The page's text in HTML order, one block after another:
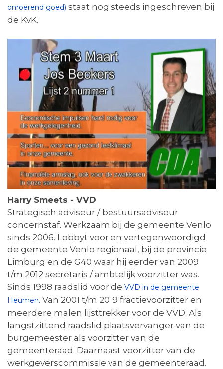
onroerend goed) staat nog steeds ingeschreven bij
de KvK.
Harry Smeets - VVD
Strategisch adviseur / bestuursadviseur
concernstaf. Werkzaam bij de gemeente Venlo
sinds 2006. Lobbyt voor en vertegenwoordigd
de gemeente Venlo regionaal, bij de provincie
Limburg en de G40 waar hij eerder van 2009
t/m 2012 secretaris / ambtelijk voorzitter was.
Sinds 1998 raadslid voor de VVD in de gemeente
Heumen. Van 2001 t/m 2019 fractievoorzitter en
meerdere malen lijsttrekker voor de VVD. Als
langstzittend raadslid plaatsvervanger van de
burgemeester als voorzitter van de
gemeenteraad. Daarnaast voorzitter van de
werkgeverscommissie van de gemeenteraad.